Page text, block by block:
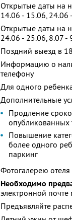
Открытые даты на
14.06 - 15.06, 24.06
Открытые даты на
24.06 - 25.06, 8.07 -
Поздний выезд в
Информацию о
телефону
Для одного
Дополнительные
Продление
опубликованных
Повышение
более одного
паркинг
Фотогалерею
Необходимо
электронной
Предъявляйте